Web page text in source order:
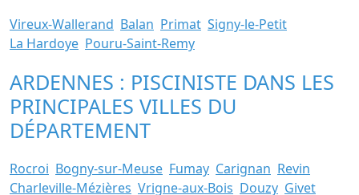
Vireux-Wallerand Balan Primat Signy-le-Petit
La Hardoye Pouru-Saint-Remy
ARDENNES : PISCINISTE DANS LES
PRINCIPALES VILLES DU
DÉPARTEMENT
Rocroi Bogny-sur-Meuse Fumay Carignan Revin
Charleville-Mézières Vrigne-aux-Bois Douzy Givet